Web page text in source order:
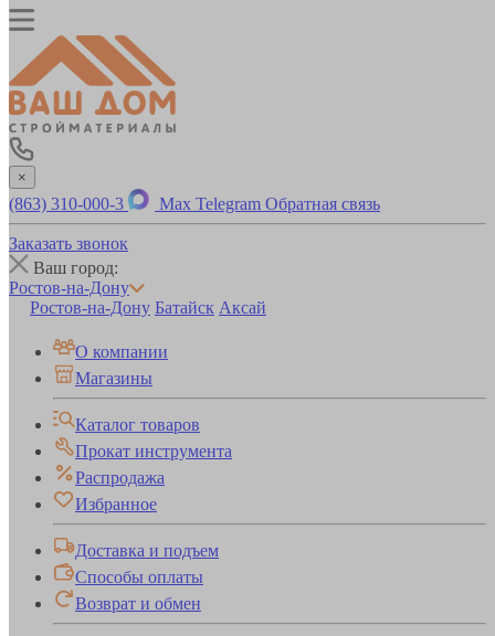
×
(863) 310-000-3 Max Telegram Обратная связь
Заказать звонок
Ваш город:
Ростов-на-Дону
Ростов-на-Дону Батайск Аксай
О компании
Магазины
Каталог товаров
Прокат инструмента
Распродажа
Избранное
Доставка и подъем
Способы оплаты
Возврат и обмен